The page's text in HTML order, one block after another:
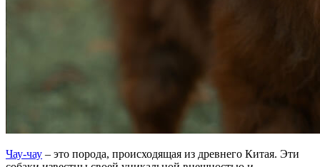
Чау-чау – это порода, происходящая из древнего Китая. Эти